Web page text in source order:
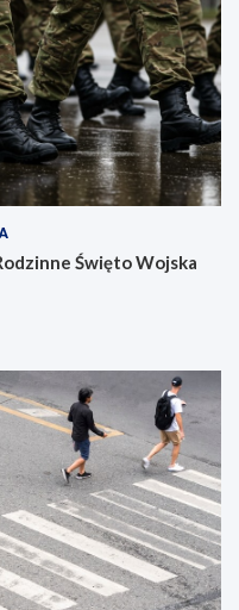
Święto Wojska